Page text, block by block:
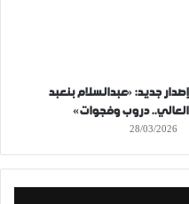
إصدار جديد: «عبدالسلام بنعبد
العالي.. دروب وفجوات»
28/03/2026